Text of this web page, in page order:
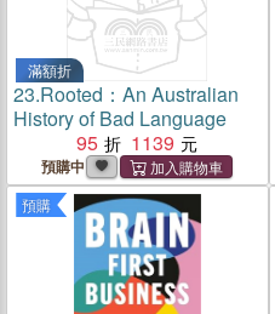
滿額折
23.Rooted：An Australian
History of Bad Language
95
1139
預購中
預購